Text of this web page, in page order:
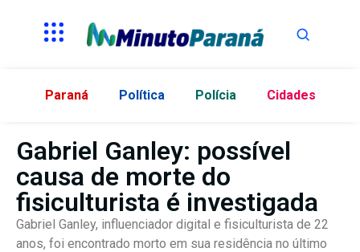
Paraná Política Polícia Cidades
Gabriel Ganley: possível
causa de morte do
fisiculturista é investigada
Gabriel Ganley, influenciador digital e fisiculturista de 22
anos, foi encontrado morto em sua residência no último